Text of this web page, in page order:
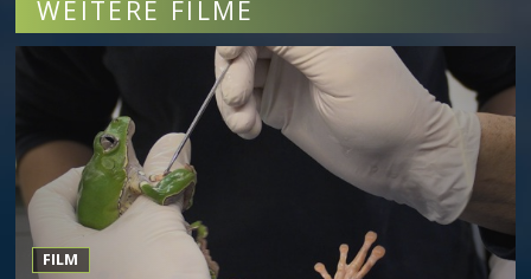
WEITERE FILME
FILM